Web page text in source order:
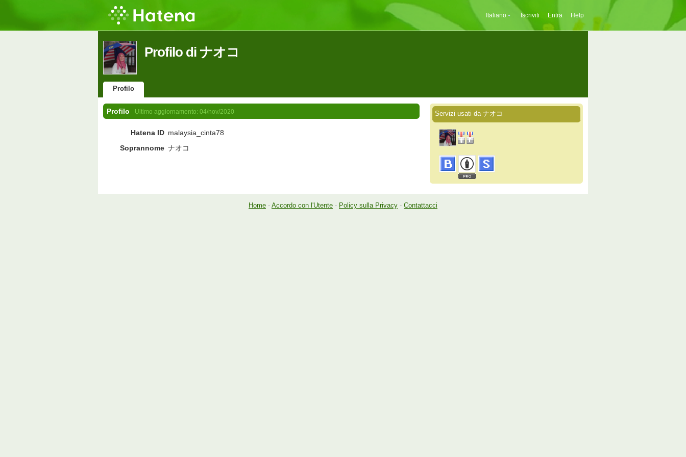
Italiano Iscriviti Entra Help
Profilo di ナオコ
Profilo
Profilo Ultimo aggiornamento: 04/nov/2020
Hatena ID malaysia_cinta78
Soprannome ナオコ
Servizi usati da ナオコ
Home - Accordo con l'Utente - Policy sulla Privacy - Contattacci